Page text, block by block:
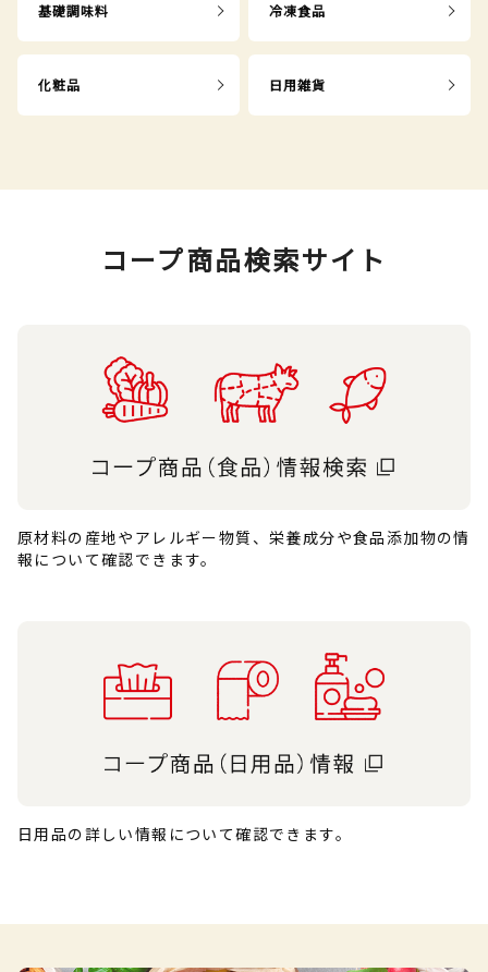
基礎調味料 冷凍食品
化粧品 日用雑貨
コープ商品検索サイト
原材料の産地やアレルギー物質、栄養成分や食品添加物の情
報について確認できます。
日用品の詳しい情報について確認できます。